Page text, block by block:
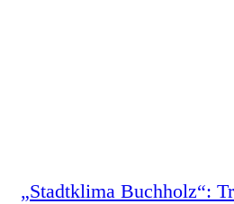
„Stadtklima Buchholz“: